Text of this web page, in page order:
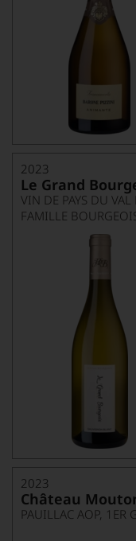
2023
Le Grand
VIN DE PAYS DU
FAMILLE
2023
Château
PAUILLAC AOP, 1ER